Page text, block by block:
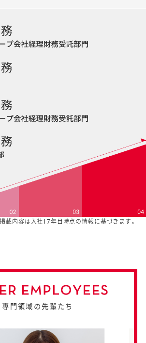
載内容は入社17年目時点の情報に基づきます。
専門領域の先輩たち